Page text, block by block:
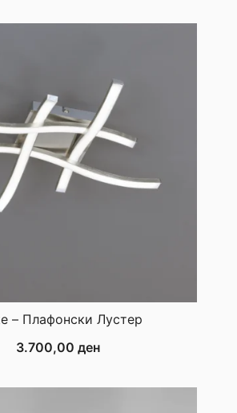
– Плафонски Лустер
3.700,00 ден